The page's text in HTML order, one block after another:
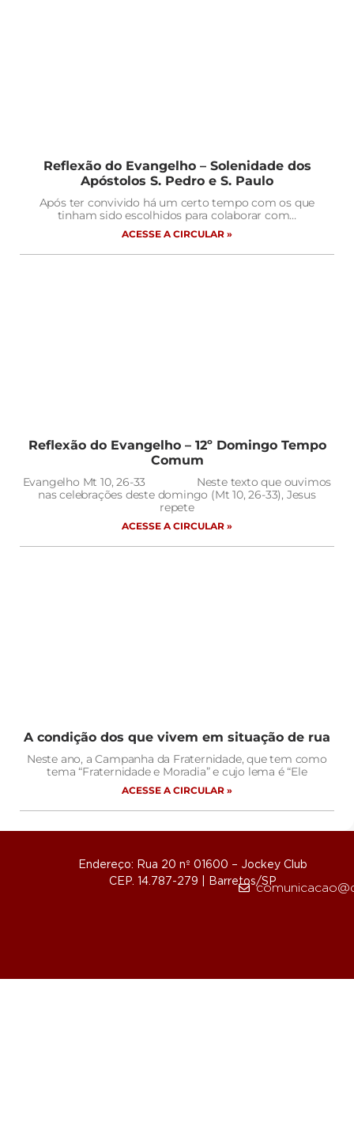
Reflexão do Evangelho – Solenidade dos
Apóstolos S. Pedro e S. Paulo
Após ter convivido há um certo tempo com os que
tinham sido escolhidos para colaborar com…
ACESSE A CIRCULAR »
Reflexão do Evangelho – 12º Domingo Tempo
Comum
Evangelho Mt 10, 26-33 Neste texto que ouvimos
nas celebrações deste domingo (Mt 10, 26-33), Jesus
repete
ACESSE A CIRCULAR »
A condição dos que vivem em situação de rua
Neste ano, a Campanha da Fraternidade, que tem como
tema “Fraternidade e Moradia” e cujo lema é “Ele
ACESSE A CIRCULAR »
Endereço: Rua 20 nº 01600 – Jockey Club
CEP. 14.787-279 | Barretos/SP